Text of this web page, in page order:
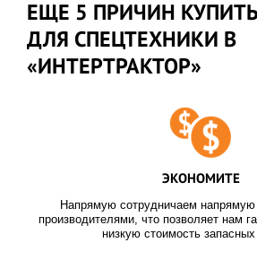
ЕЩЕ 5 ПРИЧИН
ДЛЯ СПЕЦТЕХНИКИ В
«ИНТЕРТРАКТОР»
ЭКОНОМИТЕ
Напрямую сотрудничаем
производителями, что позволяет нам
низкую стоимость запасных